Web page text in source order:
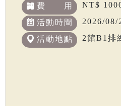
費 用 NT$
活動時間 2026/08/
活動地點 2館B1排